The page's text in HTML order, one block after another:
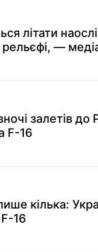
літати
рельєфі, —
залетів до
F-16
кілька:
16